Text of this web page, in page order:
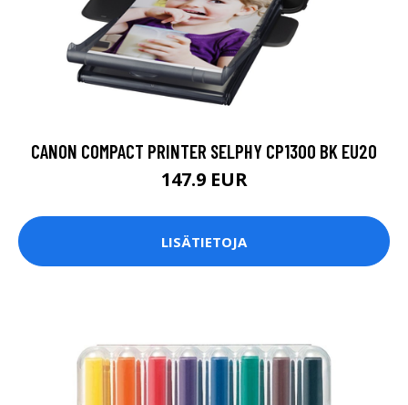
CANON COMPACT PRINTER SELPHY CP1300 BK EU20
147.9 EUR
LISÄTIETOJA